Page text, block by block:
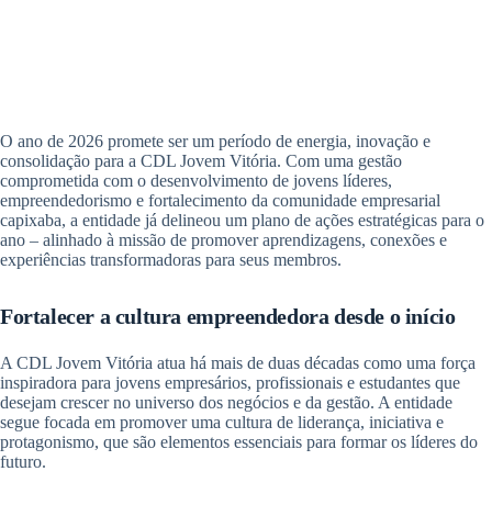
O ano de 2026 promete ser um período de energia, inovação e
consolidação para a CDL Jovem Vitória. Com uma gestão
comprometida com o desenvolvimento de jovens líderes,
empreendedorismo e fortalecimento da comunidade empresarial
capixaba, a entidade já delineou um plano de ações estratégicas para o
ano – alinhado à missão de promover aprendizagens, conexões e
experiências transformadoras para seus membros.
Fortalecer a cultura empreendedora desde o início
A CDL Jovem Vitória atua há mais de duas décadas como uma força
inspiradora para jovens empresários, profissionais e estudantes que
desejam crescer no universo dos negócios e da gestão. A entidade
segue focada em promover uma cultura de liderança, iniciativa e
protagonismo, que são elementos essenciais para formar os líderes do
futuro.